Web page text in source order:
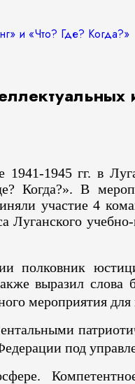
и «Что? Где? Когда?»
1945 гг. в
Когда?». В
участие 4
полковник
выразил слова
мероприятия для
под